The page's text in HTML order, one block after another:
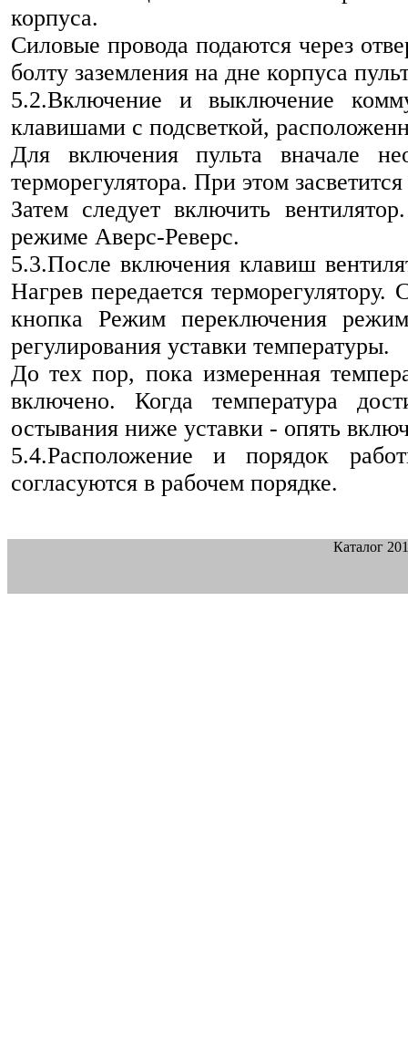
корпуса.
Силовые провода подаются через
болту заземления на дне корпуса
5.2.Включение и выключение
клавишами с подсветкой,
Для включения пульта вначале
терморегулятора. При этом
Затем следует включить
режиме Аверс-Реверс.
5.3.После включения клавиш
Нагрев передается терморегулятору.
кнопка Режим переключения
регулирования уставки температуры.
До тех пор, пока измеренная
включено. Когда температура
остывания ниже уставки - опять
5.4.Расположение и порядок
согласуются в рабочем порядке.
Каталог